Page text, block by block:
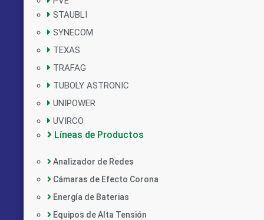
STAUBLI
SYNECOM
TEXAS
TRAFAG
TUBOLY ASTRONIC
UNIPOWER
UVIRCO
Líneas de Productos
Analizador de Redes
Cámaras de Efecto Corona
Energía de Baterias
Equipos de Alta Tensión